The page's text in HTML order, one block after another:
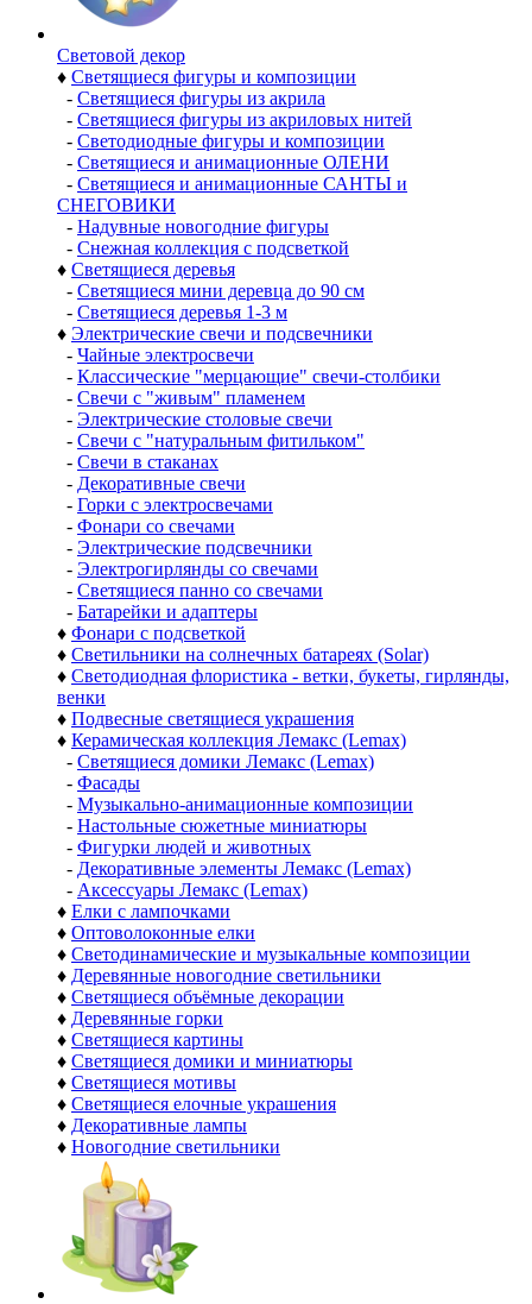
Световой декор
♦ Светящиеся фигуры и композиции
- Светящиеся фигуры из акрила
- Светящиеся фигуры из акриловых нитей
- Светодиодные фигуры и композиции
- Светящиеся и анимационные ОЛЕНИ
- Светящиеся и анимационные САНТЫ и
СНЕГОВИКИ
- Надувные новогодние фигуры
- Снежная коллекция с подсветкой
♦ Светящиеся деревья
- Светящиеся мини деревца до 90 см
- Светящиеся деревья 1-3 м
♦ Электрические свечи и подсвечники
- Чайные электросвечи
- Классические "мерцающие" свечи-столбики
- Свечи с "живым" пламенем
- Электрические столовые свечи
- Свечи с "натуральным фитильком"
- Свечи в стаканах
- Декоративные свечи
- Горки с электросвечами
- Фонари со свечами
- Электрические подсвечники
- Электрогирлянды со свечами
- Светящиеся панно со свечами
- Батарейки и адаптеры
♦ Фонари с подсветкой
♦ Светильники на солнечных батареях (Solar)
♦ Светодиодная флористика - ветки, букеты, гирлянды,
венки
♦ Подвесные светящиеся украшения
♦ Керамическая коллекция Лемакс (Lemax)
- Светящиеся домики Лемакс (Lemax)
- Фасады
- Музыкально-анимационные композиции
- Настольные сюжетные миниатюры
- Фигурки людей и животных
- Декоративные элементы Лемакс (Lemax)
- Аксессуары Лемакс (Lemax)
♦ Елки с лампочками
♦ Оптоволоконные елки
♦ Светодинамические и музыкальные композиции
♦ Деревянные новогодние светильники
♦ Светящиеся объёмные декорации
♦ Деревянные горки
♦ Светящиеся картины
♦ Светящиеся домики и миниатюры
♦ Светящиеся мотивы
♦ Светящиеся елочные украшения
♦ Декоративные лампы
♦ Новогодние светильники